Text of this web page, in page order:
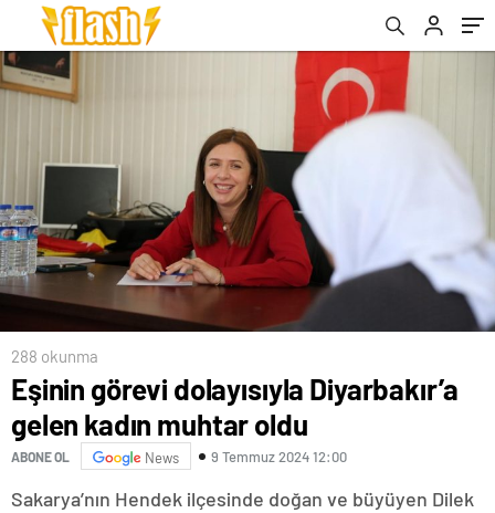
288 okunma
Eşinin görevi dolayısıyla Diyarbakır’a
gelen kadın muhtar oldu
ABONE OL News 9 Temmuz 2024 12:00
Sakarya’nın Hendek ilçesinde doğan ve büyüyen Dilek